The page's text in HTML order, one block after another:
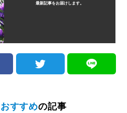
最新記事をお届けします。
おすすめの記事